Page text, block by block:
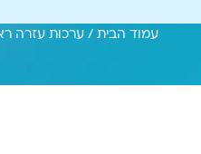
עמוד הבית / ערכות עזרה